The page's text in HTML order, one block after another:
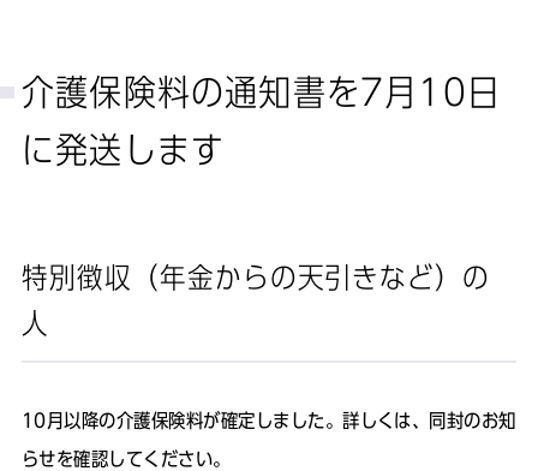
介護保険料の通知書を7月10日
に発送します
特別徴収（年金からの天引きなど）の
人
10月以降の介護保険料が確定しました。詳しくは、同封のお知
らせを確認してください。